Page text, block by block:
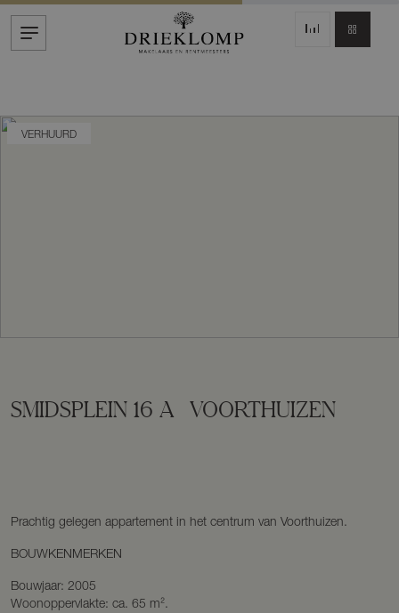
VERHUURD
SMIDSPLEIN 16 A VOORTHUIZEN
Prachtig gelegen appartement in het centrum van Voorthuizen.
BOUWKENMERKEN
Bouwjaar: 2005
Woonoppervlakte: ca. 65 m².